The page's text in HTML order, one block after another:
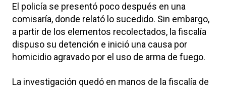
El policía se presentó poco después en una
comisaría, donde relató lo sucedido. Sin embargo,
a partir de los elementos recolectados, la fiscalía
dispuso su detención e inició una causa por
homicidio agravado por el uso de arma de fuego.
La investigación quedó en manos de la fiscalía de